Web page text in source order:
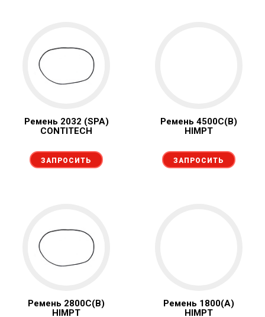
Ремень 2032 (SPA)
CONTITECH
ЗАПРОСИТЬ
Ремень 4500С(В)
HIMPT
ЗАПРОСИТЬ
Ремень 2800С(В)
HIMPT
Ремень 1800(А)
HIMPT